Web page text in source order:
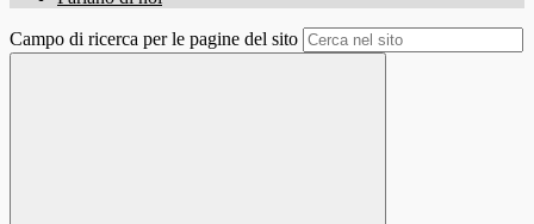
Campo di ricerca per le pagine del sito